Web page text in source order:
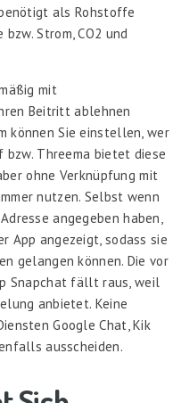
als Rohstoffe
Strom, CO2 und
mit
Beitritt ablehnen
können Sie einstellen, wer
bzw. Threema bietet diese
ohne Verknüpfung mit
nutzen. Selbst wenn
angegeben haben,
App angezeigt, sodass sie
gelangen können. Die vor
Snapchat fällt raus, weil
anbietet. Keine
Google Chat, Kik
ausscheiden.